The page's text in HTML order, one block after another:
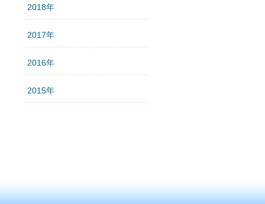
2018年
2017年
2016年
2015年